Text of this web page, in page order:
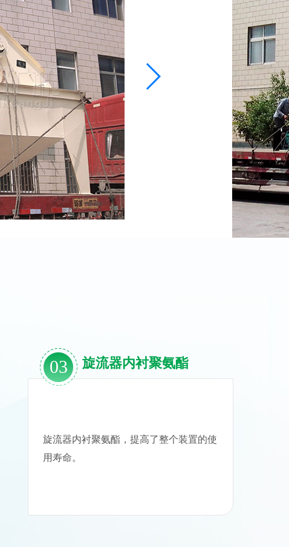
03 旋流器内衬聚氨酯
旋流器内衬聚氨酯，提高了整个装置的使
用寿命。